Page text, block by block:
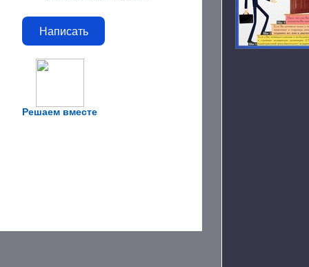
Решаем вместе
Написать